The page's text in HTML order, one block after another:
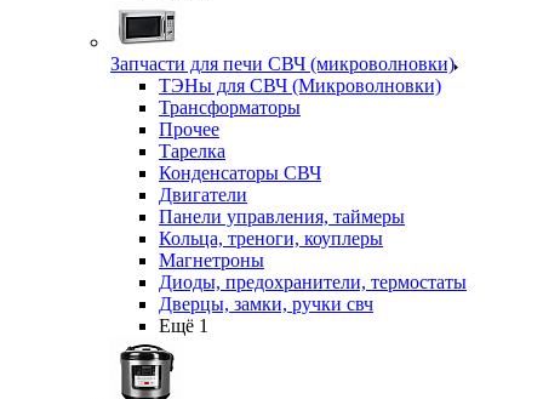
Запчасти для печи СВЧ (микроволновки)
ТЭНы для СВЧ (Микроволновки)
Трансформаторы
Прочее
Тарелка
Конденсаторы СВЧ
Двигатели
Панели управления, таймеры
Кольца, треноги, коуплеры
Магнетроны
Диоды, предохранители, термостаты
Дверцы, замки, ручки свч
Ещё 1